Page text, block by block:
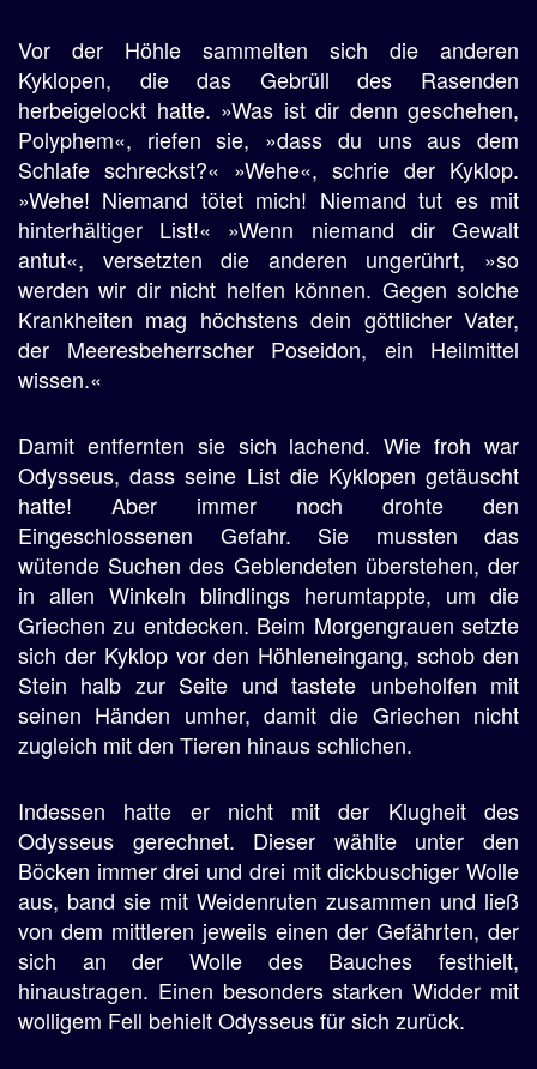
Vor der Höhle sammelten sich die anderen
Kyklopen, die das Gebrüll des Rasenden
herbeigelockt hatte. »Was ist dir denn geschehen,
Polyphem«, riefen sie, »dass du uns aus dem
Schlafe schreckst?« »Wehe«, schrie der Kyklop.
»Wehe! Niemand tötet mich! Niemand tut es mit
hinterhältiger List!« »Wenn niemand dir Gewalt
antut«, versetzten die anderen ungerührt, »so
werden wir dir nicht helfen können. Gegen solche
Krankheiten mag höchstens dein göttlicher Vater,
der Meeresbeherrscher Poseidon, ein Heilmittel
wissen.«
Damit entfernten sie sich lachend. Wie froh war
Odysseus, dass seine List die Kyklopen getäuscht
hatte! Aber immer noch drohte den
Eingeschlossenen Gefahr. Sie mussten das
wütende Suchen des Geblendeten überstehen, der
in allen Winkeln blindlings herumtappte, um die
Griechen zu entdecken. Beim Morgengrauen setzte
sich der Kyklop vor den Höhleneingang, schob den
Stein halb zur Seite und tastete unbeholfen mit
seinen Händen umher, damit die Griechen nicht
zugleich mit den Tieren hinaus schlichen.
Indessen hatte er nicht mit der Klugheit des
Odysseus gerechnet. Dieser wählte unter den
Böcken immer drei und drei mit dickbuschiger Wolle
aus, band sie mit Weidenruten zusammen und ließ
von dem mittleren jeweils einen der Gefährten, der
sich an der Wolle des Bauches festhielt,
hinaustragen. Einen besonders starken Widder mit
wolligem Fell behielt Odysseus für sich zurück.